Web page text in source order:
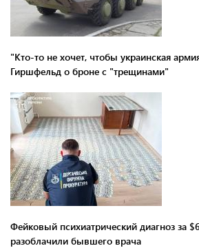
"Кто-то не хочет, чтобы украинская
Гиршфельд о броне с "трещинами"
Фейковый психиатрический диагноз за
разоблачили бывшего врача